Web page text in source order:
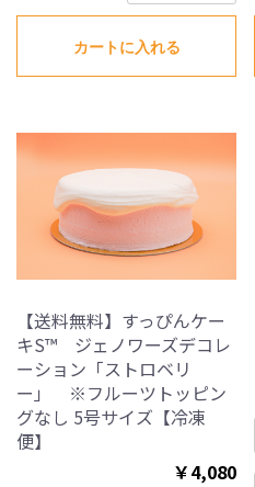
カートに入れる
【送料無料】すっぴんケー
キS™ ジェノワーズデコレ
ーション「ストロベリ
ー」 ※フルーツトッピン
グなし 5号サイズ【冷凍
便】
￥4,080